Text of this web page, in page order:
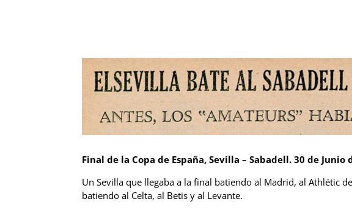
Final de la Copa de España, Sevilla – Sabadell. 30 de
Un Sevilla que llegaba a la final batiendo al Madrid, al Athlétic
batiendo al Celta, al Betis y al Levante.